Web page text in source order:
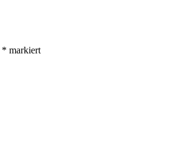
* markiert